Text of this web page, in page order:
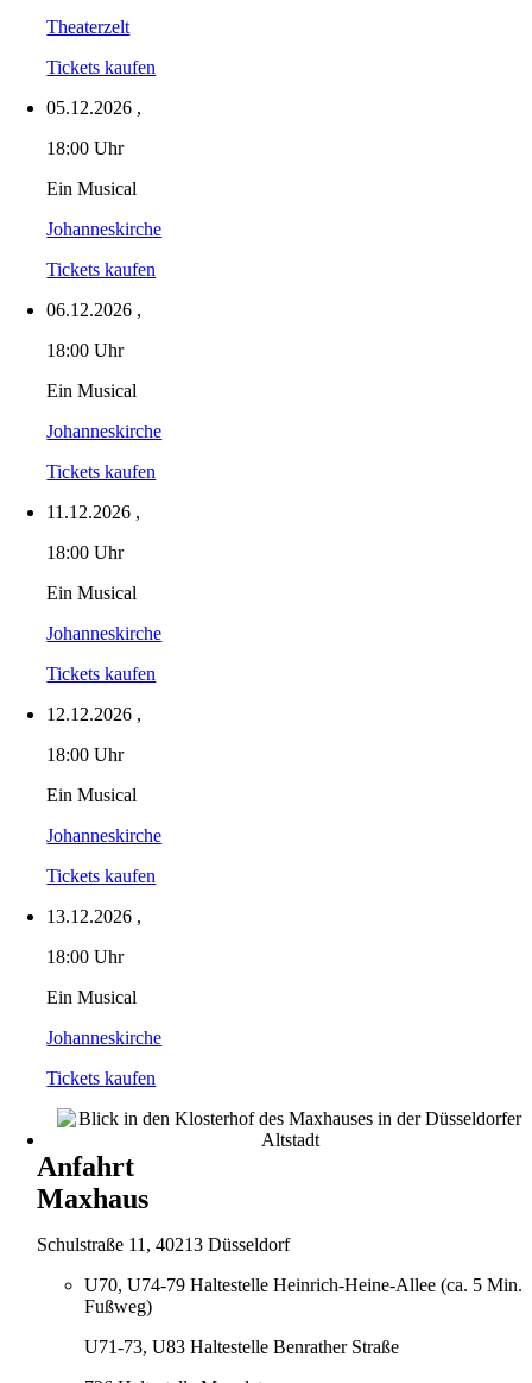
Theaterzelt
Tickets kaufen
05.12.2026 ,
18:00 Uhr
Ein Musical
Johanneskirche
Tickets kaufen
06.12.2026 ,
18:00 Uhr
Ein Musical
Johanneskirche
Tickets kaufen
11.12.2026 ,
18:00 Uhr
Ein Musical
Johanneskirche
Tickets kaufen
12.12.2026 ,
18:00 Uhr
Ein Musical
Johanneskirche
Tickets kaufen
13.12.2026 ,
18:00 Uhr
Ein Musical
Johanneskirche
Tickets kaufen
Anfahrt
Maxhaus
Schulstraße 11, 40213 Düsseldorf
U70, U74-79 Haltestelle Heinrich-Heine-Allee (ca. 5 Min.
Fußweg)
U71-73, U83 Haltestelle Benrather Straße